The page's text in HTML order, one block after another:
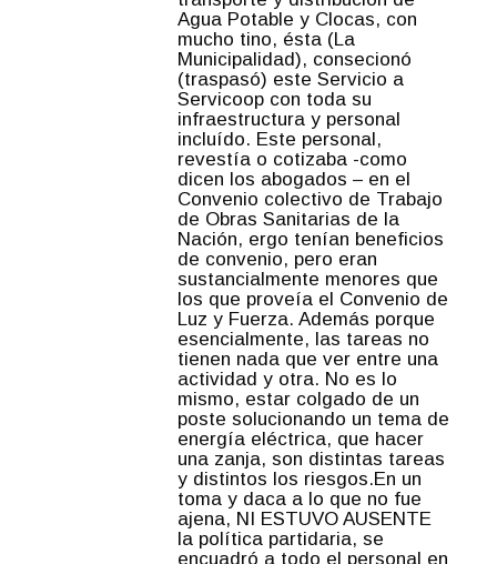
Agua Potable y Clocas, con
mucho tino, ésta (La
Municipalidad), consecionó
(traspasó) este Servicio a
Servicoop con toda su
infraestructura y personal
incluído. Este personal,
revestía o cotizaba -como
dicen los abogados – en el
Convenio colectivo de Trabajo
de Obras Sanitarias de la
Nación, ergo tenían beneficios
de convenio, pero eran
sustancialmente menores que
los que proveía el Convenio de
Luz y Fuerza. Además porque
esencialmente, las tareas no
tienen nada que ver entre una
actividad y otra. No es lo
mismo, estar colgado de un
poste solucionando un tema de
energía eléctrica, que hacer
una zanja, son distintas tareas
y distintos los riesgos.En un
toma y daca a lo que no fue
ajena, NI ESTUVO AUSENTE
la política partidaria, se
encuadró a todo el personal en